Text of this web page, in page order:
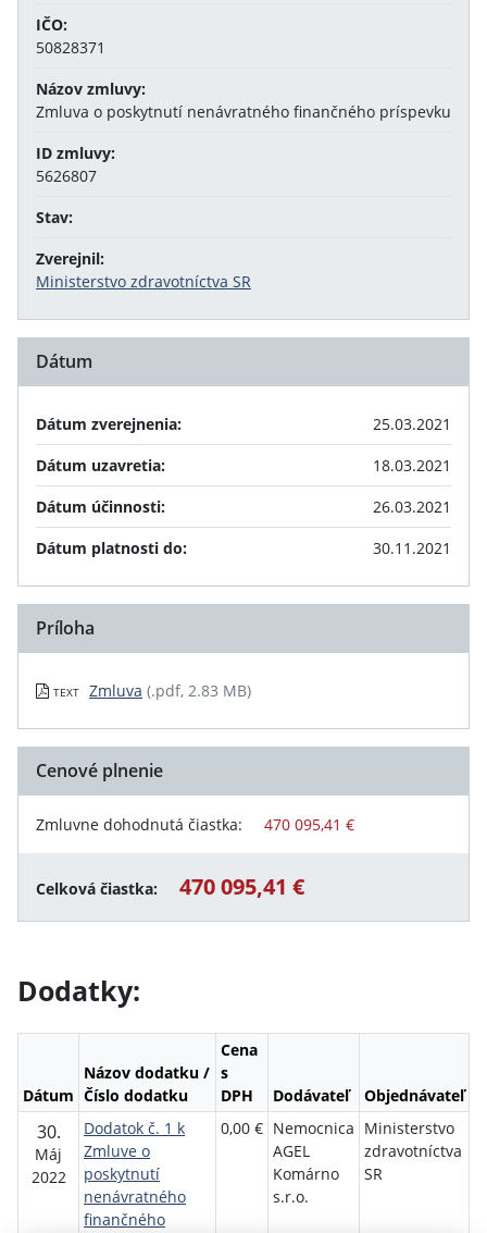
IČO:
50828371
Názov zmluvy:
Zmluva o poskytnutí nenávratného finančného príspevku
ID zmluvy:
5626807
Stav:
Zverejnil:
Ministerstvo zdravotníctva SR
Dátum
Dátum zverejnenia:
25.03.2021
Dátum uzavretia:
18.03.2021
Dátum účinnosti:
26.03.2021
Dátum platnosti do:
30.11.2021
Príloha
TEXT Zmluva (.pdf, 2.83 MB)
Cenové plnenie
Zmluvne dohodnutá čiastka: 470 095,41 €
Celková čiastka: 470 095,41 €
Dodatky:
Dátum
Názov dodatku /
Číslo dodatku
Cena
s
DPH
Dodávateľ Objednávateľ
30.
Máj
2022
Dodatok č. 1 k
Zmluve o
poskytnutí
nenávratného
finančného
0,00 € Nemocnica
AGEL
Komárno
s.r.o.
Ministerstvo
zdravotníctva
SR